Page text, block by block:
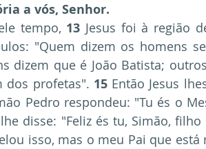
a vós, Senhor.
tempo, 13 Jesus foi à região
"Quem dizem os homens
dizem que é João Batista;
dos profetas". 15
Pedro respondeu: "Tu és o
lhe disse: "Feliz és tu, Simão,
isso, mas o meu Pai que